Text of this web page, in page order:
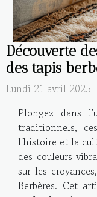
Découverte
des tapis
Lundi 21 avril 2025
Plongez dans
traditionnels,
l'histoire et la
des couleurs
sur les
Berbères. Cet